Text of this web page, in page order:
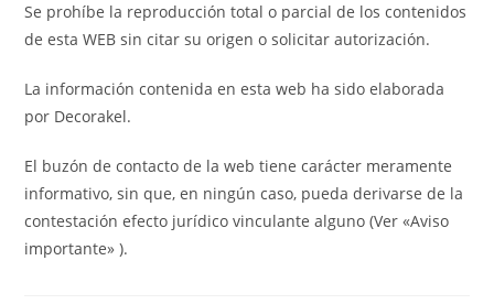
Se prohíbe la reproducción total o parcial de los contenidos
de esta WEB sin citar su origen o solicitar autorización.
La información contenida en esta web ha sido elaborada
por Decorakel.
El buzón de contacto de la web tiene carácter meramente
informativo, sin que, en ningún caso, pueda derivarse de la
contestación efecto jurídico vinculante alguno (Ver «Aviso
importante» ).